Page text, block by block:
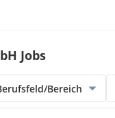
Jobs
Bereich